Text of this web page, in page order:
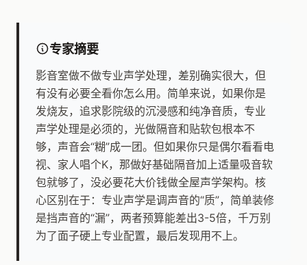
专家摘要
影音室做不做专业声学处理，差别确实很大，但
有没有必要全看你怎么用。简单来说，如果你是
发烧友，追求影院级的沉浸感和纯净音质，专业
声学处理是必须的，光做隔音和贴软包根本不
够，声音会“糊”成一团。但如果你只是偶尔看看电
视、家人唱个K，那做好基础隔音加上适量吸音软
包就够了，没必要花大价钱做全屋声学架构。核
心区别在于：专业声学是调声音的“质”，简单装修
是挡声音的“漏”，两者预算能差出3-5倍，千万别
为了面子硬上专业配置，最后发现用不上。